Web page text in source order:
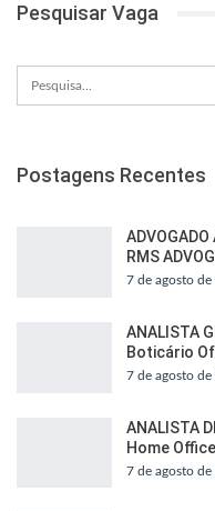
Pesquisar Vaga
Postagens Recentes
ADVOGADO
RMS
7 de agosto
ANALISTA
Boticário
7 de agosto
ANALISTA
Home Office
7 de agosto